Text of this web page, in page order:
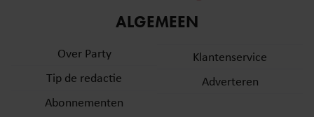
partners voor social media, adverteren en analyse. Deze
informatie die u aan ze heeft verstrekt of die ze hebben
verzameld op basis van uw gebruik van hun services. U
gebruiken.
ALGEMEEN
Over Party
Tip de redactie
Abonnementen
Klantenservice
Adverteren